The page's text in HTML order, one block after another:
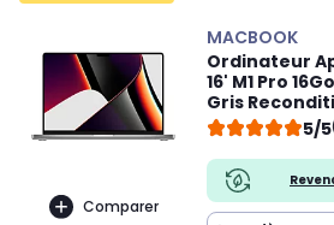
Comparer
MACBOOK
Ordinateur
16' M1 Pro
Gris
5/5